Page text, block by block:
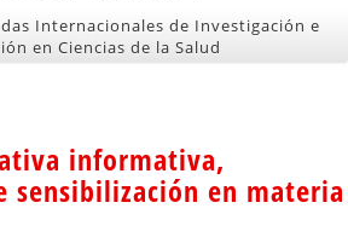
Internacionales de Investigación e
en Ciencias de la Salud
informativa,
sensibilización en materia